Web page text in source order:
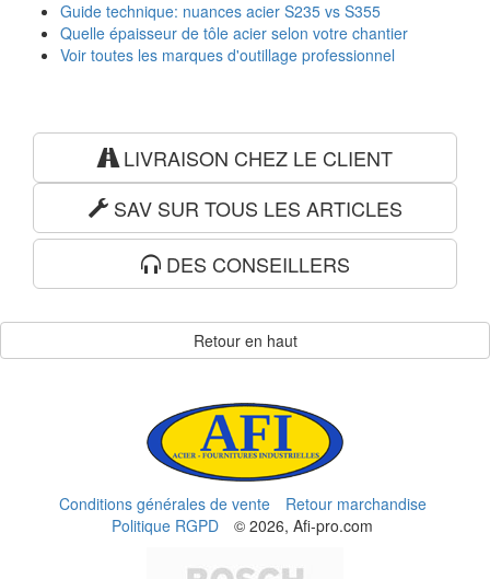
Guide technique: nuances acier S235 vs S355
Quelle épaisseur de tôle acier selon votre chantier
Voir toutes les marques d'outillage professionnel
LIVRAISON CHEZ LE CLIENT
SAV SUR TOUS LES ARTICLES
DES CONSEILLERS
Retour en haut
Conditions générales de vente
Retour marchandise
Politique RGPD
© 2026, Afi-pro.com